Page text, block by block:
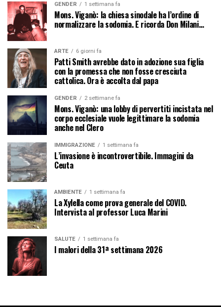
GENDER 1 settimana fa
Mons. Viganò: la chiesa sinodale ha l’ordine di
normalizzare la sodomia. E ricorda Don Milani…
ARTE 6 giorni fa
Patti Smith avrebbe dato in adozione sua figlia
con la promessa che non fosse cresciuta
cattolica. Ora è accolta dal papa
GENDER 2 settimane fa
Mons. Viganò: una lobby di pervertiti incistata nel
corpo ecclesiale vuole legittimare la sodomia
anche nel Clero
IMMIGRAZIONE 1 settimana fa
L’invasione è incontrovertibile. Immagini da
Ceuta
AMBIENTE 1 settimana fa
La Xylella come prova generale del COVID.
Intervista al professor Luca Marini
SALUTE 1 settimana fa
I malori della 31ª settimana 2026